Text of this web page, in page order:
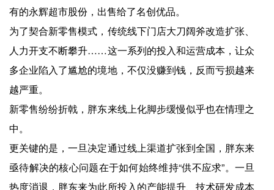
有的永辉超市股份，出售给了名创优品。
为了契合新零售模式，传统线下门店大刀阔斧改造扩张、
人力开支不断攀升……这一系列的投入和运营成本，让众
多企业陷入了尴尬的境地，不仅没赚到钱，反而亏损越来
越严重。
新零售纷纷折戟，胖东来线上化脚步缓慢似乎也在情理之
中。
更关键的是，一旦决定通过线上渠道扩张到全国，胖东来
亟待解决的核心问题在于如何始终维持“供不应求”。一旦
热度消退，胖东来为此所投入的产能提升、技术研发成本